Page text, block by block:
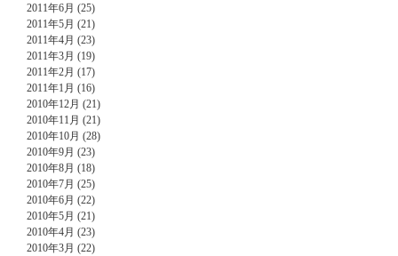
2011年6月 (25)
2011年5月 (21)
2011年4月 (23)
2011年3月 (19)
2011年2月 (17)
2011年1月 (16)
2010年12月 (21)
2010年11月 (21)
2010年10月 (28)
2010年9月 (23)
2010年8月 (18)
2010年7月 (25)
2010年6月 (22)
2010年5月 (21)
2010年4月 (23)
2010年3月 (22)